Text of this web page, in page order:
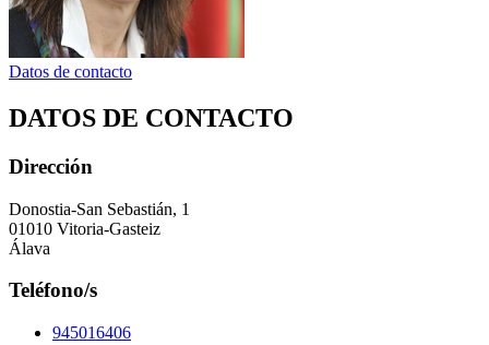
Datos de contacto
DATOS DE CONTACTO
Dirección
Donostia-San Sebastián, 1
01010 Vitoria-Gasteiz
Álava
Teléfono/s
945016406